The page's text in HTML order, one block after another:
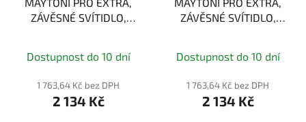
ZÁVĚSNÉ SVÍTIDLO,
Dostupnost do 10 dní
1 763,64 Kč bez DPH
2 134 Kč
ZÁVĚSNÉ SVÍTIDLO,
Dostupnost do 10 dní
1 763,64 Kč bez DPH
2 134 Kč